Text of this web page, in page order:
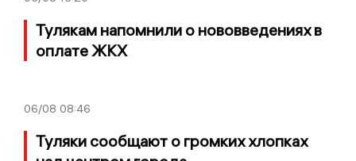
Тулякам напомнили о нововведениях в
оплате ЖКХ
06/08 08:46
Туляки сообщают о громких хлопках